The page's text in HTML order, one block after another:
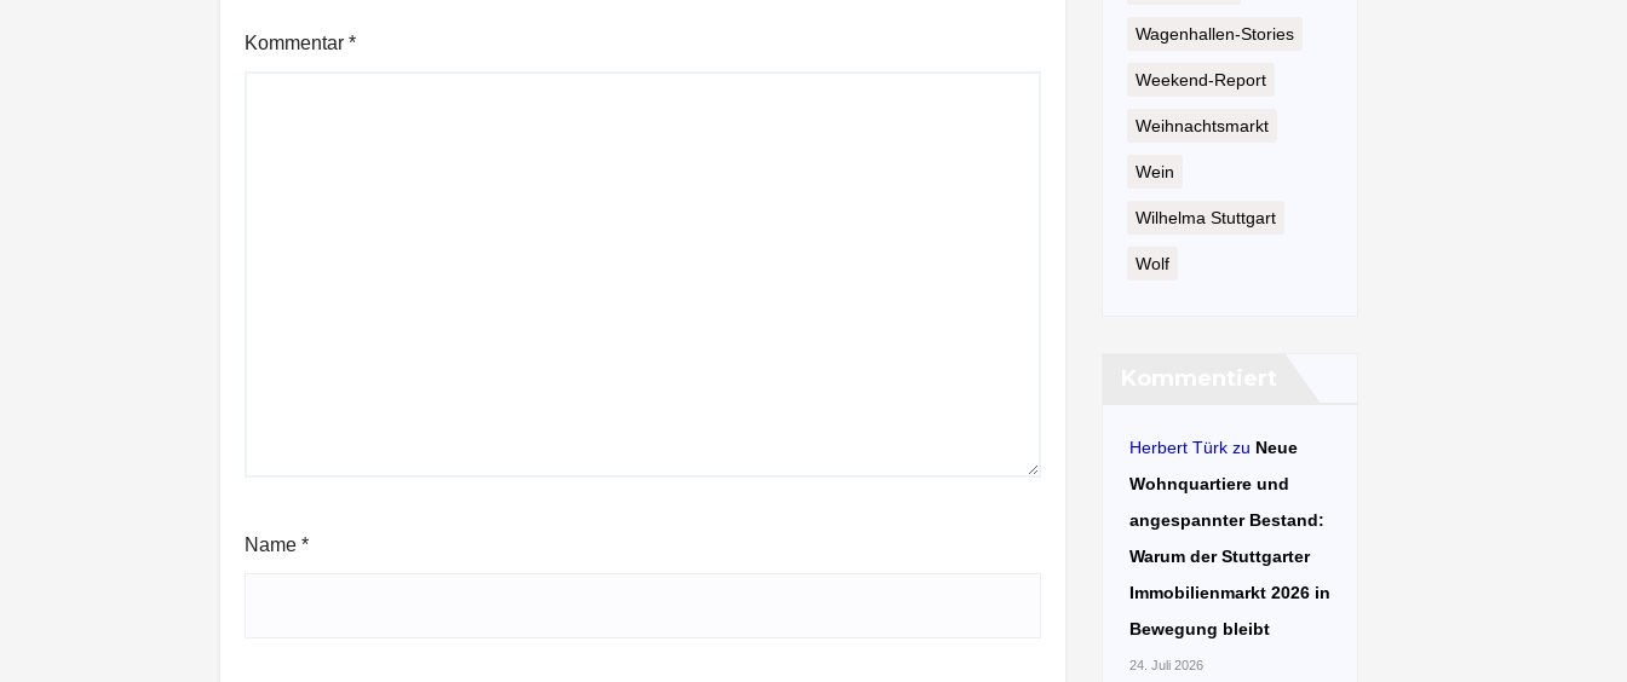
Kommentar *
Name *
Wagenhallen-Stories
Weekend-Report
Weihnachtsmarkt
Wein
Wilhelma Stuttgart
Wolf
Herbert Türkzu Neue
Wohnquartiere und
angespannter Bestand:
Warum der Stuttgarter
Immobilienmarkt 2026 in
Bewegung bleibt
24. Juli 2026